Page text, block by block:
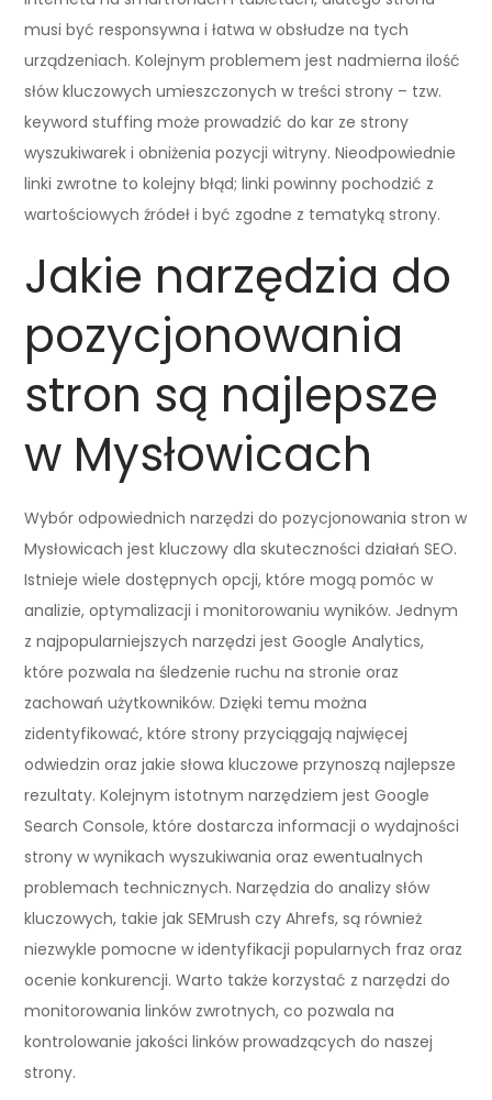
musi być responsywna i łatwa w obsłudze na tych
urządzeniach. Kolejnym problemem jest nadmierna ilość
słów kluczowych umieszczonych w treści strony – tzw.
keyword stuffing może prowadzić do kar ze strony
wyszukiwarek i obniżenia pozycji witryny. Nieodpowiednie
linki zwrotne to kolejny błąd; linki powinny pochodzić z
wartościowych źródeł i być zgodne z tematyką strony.
Jakie narzędzia do
pozycjonowania
stron są najlepsze
w Mysłowicach
Wybór odpowiednich narzędzi do pozycjonowania stron w
Mysłowicach jest kluczowy dla skuteczności działań SEO.
Istnieje wiele dostępnych opcji, które mogą pomóc w
analizie, optymalizacji i monitorowaniu wyników. Jednym
z najpopularniejszych narzędzi jest Google Analytics,
które pozwala na śledzenie ruchu na stronie oraz
zachowań użytkowników. Dzięki temu można
zidentyfikować, które strony przyciągają najwięcej
odwiedzin oraz jakie słowa kluczowe przynoszą najlepsze
rezultaty. Kolejnym istotnym narzędziem jest Google
Search Console, które dostarcza informacji o wydajności
strony w wynikach wyszukiwania oraz ewentualnych
problemach technicznych. Narzędzia do analizy słów
kluczowych, takie jak SEMrush czy Ahrefs, są również
niezwykle pomocne w identyfikacji popularnych fraz oraz
ocenie konkurencji. Warto także korzystać z narzędzi do
monitorowania linków zwrotnych, co pozwala na
kontrolowanie jakości linków prowadzących do naszej
strony.